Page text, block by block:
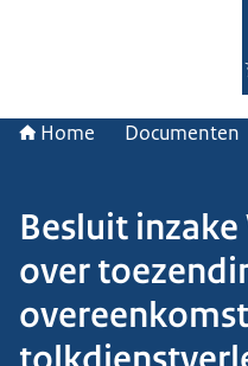
Home Documenten
Besluit
over